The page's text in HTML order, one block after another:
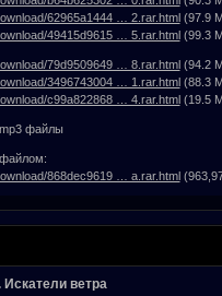
62965a1444 … 2.rar.html(97.9
49415d9615 … 5.rar.html(99.3
79d9509649 … 8.rar.html(94.2
3496743004 … 1.rar.html(88.3
c99a822868 … 4.rar.html(19.5
файлы
868dec9619 … a.rar.html
ветра